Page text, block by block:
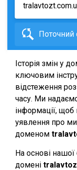
Поточний
Історія змін у
ключовим
відстеження
часу. Ми
інформації,
уявлення про
доменом
На основі
домені